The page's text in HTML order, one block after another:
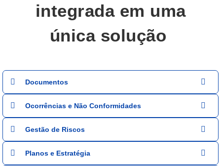
integrada em uma
única solução
Documentos
Ocorrências e Não Conformidades
Gestão de Riscos
Planos e Estratégia